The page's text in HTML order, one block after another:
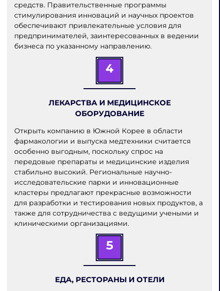
средств. Правительственные программы
стимулирования инноваций и научных проектов
обеспечивают привлекательные условия для
предпринимателей, заинтересованных в ведении
бизнеса по указанному направлению.
4
ЛЕКАРСТВА И МЕДИЦИНСКОЕ
ОБОРУДОВАНИЕ
Открыть компанию в Южной Корее в области
фармакологии и выпуска медтехники считается
особенно выгодным, поскольку спрос на
передовые препараты и медицинские изделия
стабильно высокий. Региональные научно-
исследовательские парки и инновационные
кластеры предлагают прекрасные возможности
для разработки и тестирования новых продуктов, а
также для сотрудничества с ведущими учеными и
клиническими организациями.
5
ЕДА, РЕСТОРАНЫ И ОТЕЛИ